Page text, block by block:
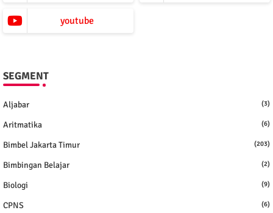
youtube
SEGMENT
Aljabar (3)
Aritmatika (6)
Bimbel Jakarta Timur (203)
Bimbingan Belajar (2)
Biologi (9)
CPNS (6)